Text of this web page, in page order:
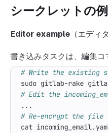
シークレットの例
Editor example （エディ
書き込みタスクは、編集
# Write the existing
# Edit the
# Re-encrypt the file
cat